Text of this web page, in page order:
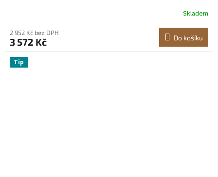
domeček, pasuje do většiny kočičích toalet, zelená
Skladem
2 952 Kč bez DPH
3 572 Kč Do košíku
Tip